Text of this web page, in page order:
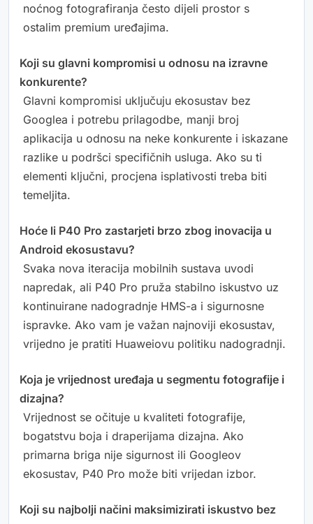
noćnog fotografiranja često dijeli prostor s
ostalim premium uređajima.
Koji su glavni kompromisi u odnosu na izravne
konkurente?
Glavni kompromisi uključuju ekosustav bez
Googlea i potrebu prilagodbe, manji broj
aplikacija u odnosu na neke konkurente i iskazane
razlike u podršci specifičnih usluga. Ako su ti
elementi ključni, procjena isplativosti treba biti
temeljita.
Hoće li P40 Pro zastarjeti brzo zbog inovacija u
Android ekosustavu?
Svaka nova iteracija mobilnih sustava uvodi
napredak, ali P40 Pro pruža stabilno iskustvo uz
kontinuirane nadogradnje HMS-a i sigurnosne
ispravke. Ako vam je važan najnoviji ekosustav,
vrijedno je pratiti Huaweiovu politiku nadogradnji.
Koja je vrijednost uređaja u segmentu fotografije i
dizajna?
Vrijednost se očituje u kvaliteti fotografije,
bogatstvu boja i draperijama dizajna. Ako
primarna briga nije sigurnost ili Googleov
ekosustav, P40 Pro može biti vrijedan izbor.
Koji su najbolji načini maksimizirati iskustvo bez